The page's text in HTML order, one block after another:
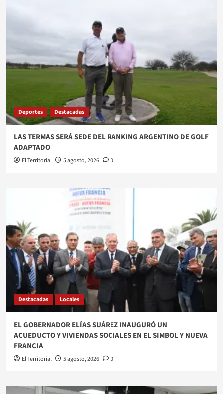
Deportes Destacadas
LAS TERMAS SERÁ SEDE DEL RANKING ARGENTINO DE GOLF
ADAPTADO
El Territorial 5 agosto, 2026 0
Destacadas Locales
EL GOBERNADOR ELÍAS SUÁREZ INAUGURÓ UN
ACUEDUCTO Y VIVIENDAS SOCIALES EN EL SIMBOL Y NUEVA
FRANCIA
El Territorial 5 agosto, 2026 0